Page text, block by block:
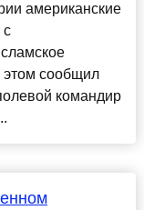
американскиe
с
этом сообщил
командир